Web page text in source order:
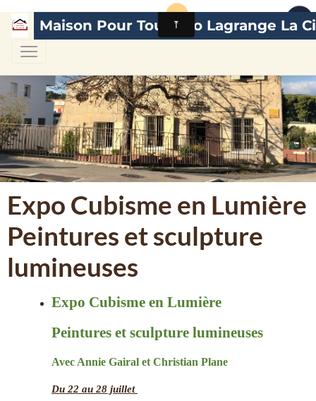
Maison Pour Tous Léo Lagrange La
Expo Cubisme en Lumière
Peintures et sculpture
lumineuses
Expo Cubisme en Lumière
Peintures et sculpture lumineuses
Avec Annie Gairal et Christian Plane
Du 22 au 28 juillet